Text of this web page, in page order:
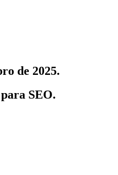
de 2025.
SEO.